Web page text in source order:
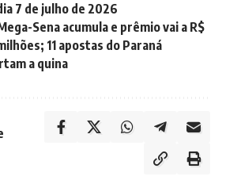
7 de julho de 2026
Sena acumula e prêmio vai a R$
11 apostas do Paraná
a quina